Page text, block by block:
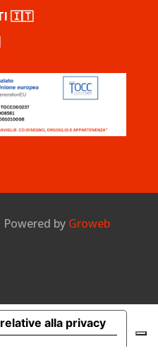
🇮🇹
by Groweb
alla privacy